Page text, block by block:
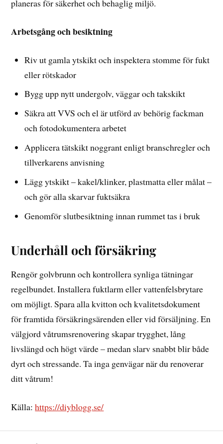
planeras för säkerhet och behaglig miljö.
Arbetsgång och besiktning
Riv ut gamla ytskikt och inspektera stomme för fukt
eller rötskador
Bygg upp nytt undergolv, väggar och takskikt
Säkra att VVS och el är utförd av behörig fackman
och fotodokumentera arbetet
Applicera tätskikt noggrant enligt branschregler och
tillverkarens anvisning
Lägg ytskikt – kakel/klinker, plastmatta eller målat –
och gör alla skarvar fuktsäkra
Genomför slutbesiktning innan rummet tas i bruk
Underhåll och försäkring
Rengör golvbrunn och kontrollera synliga tätningar
regelbundet. Installera fuktlarm eller vattenfelsbrytare
om möjligt. Spara alla kvitton och kvalitetsdokument
för framtida försäkringsärenden eller vid försäljning. En
välgjord våtrumsrenovering skapar trygghet, lång
livslängd och högt värde – medan slarv snabbt blir både
dyrt och stressande. Ta inga genvägar när du renoverar
ditt våtrum!
Källa:https://diyblogg.se/